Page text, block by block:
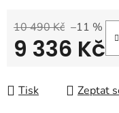
10 490 Kč –11 %
9 336 Kč
Tisk Zeptat